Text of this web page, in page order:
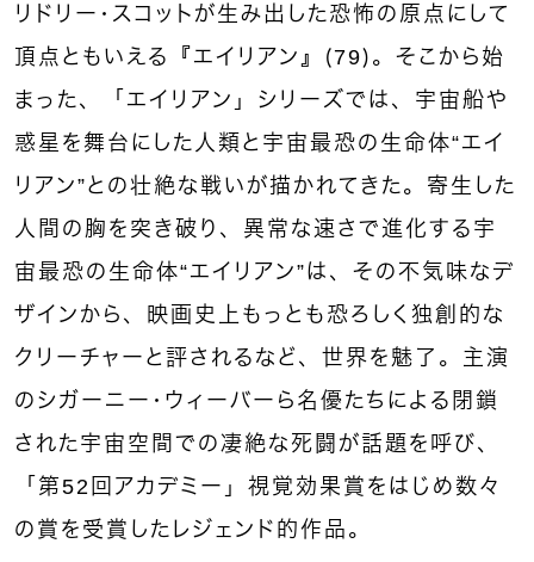
リドリー・スコットが生み出した恐怖の原点にして
頂点ともいえる『エイリアン』（79）。そこから始
まった、「エイリアン」シリーズでは、宇宙船や
惑星を舞台にした人類と宇宙最恐の生命体“エイ
リアン”との壮絶な戦いが描かれてきた。寄生した
人間の胸を突き破り、異常な速さで進化する宇
宙最恐の生命体“エイリアン”は、その不気味なデ
ザインから、映画史上もっとも恐ろしく独創的な
クリーチャーと評されるなど、世界を魅了。主演
のシガーニー・ウィーバーら名優たちによる閉鎖
された宇宙空間での凄絶な死闘が話題を呼び、
「第52回アカデミー」視覚効果賞をはじめ数々
の賞を受賞したレジェンド的作品。